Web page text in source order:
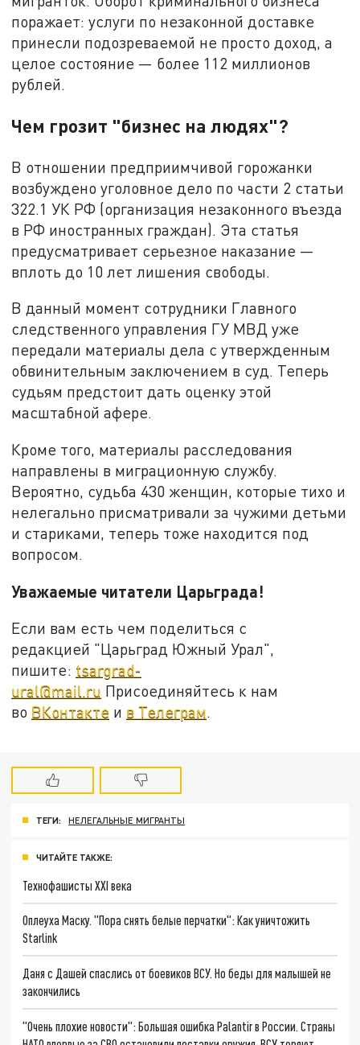
поражает: услуги по незаконной доставке
принесли подозреваемой не просто доход, а
целое состояние — более 112 миллионов
рублей.
Чем грозит "бизнес на людях"?
В отношении предприимчивой горожанки
возбуждено уголовное дело по части 2 статьи
322.1 УК РФ (организация незаконного въезда
в РФ иностранных граждан). Эта статья
предусматривает серьезное наказание —
вплоть до 10 лет лишения свободы.
В данный момент сотрудники Главного
следственного управления ГУ МВД уже
передали материалы дела с утвержденным
обвинительным заключением в суд. Теперь
судьям предстоит дать оценку этой
масштабной афере.
Кроме того, материалы расследования
направлены в миграционную службу.
Вероятно, судьба 430 женщин, которые тихо и
нелегально присматривали за чужими детьми
и стариками, теперь тоже находится под
вопросом.
Уважаемые читатели Царьграда!
Если вам есть чем поделиться с
редакцией "Царьград Южный Урал",
пишите: tsargrad-
ural@mail.ru Присоединяйтесь к нам
во ВКонтакте и в Телеграм.
ТЕГИ: НЕЛЕГАЛЬНЫЕ МИГРАНТЫ
ЧИТАЙТЕ ТАКЖЕ:
Технофашисты XXI века
Оплеуха Маску. "Пора снять белые перчатки": Как уничтожить
Starlink
Даня с Дашей спаслись от боевиков ВСУ. Но беды для малышей не
закончились
"Очень плохие новости": Большая ошибка Palantir в России. Страны